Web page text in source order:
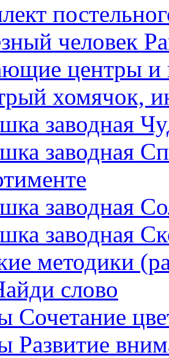
человек
центры и
хомячок,
заводная
заводная
заводная
заводная
методики
слово
Сочетание
Развитие